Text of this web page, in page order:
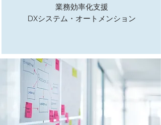
業務効率化支援
DXシステム・オートメンション